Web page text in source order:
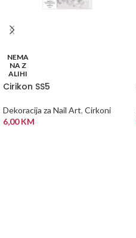
NEMA
NA Z
ALIHI
Cirikon SS5
Dekoracija za Nail Art, Cirkoni
6,00KM